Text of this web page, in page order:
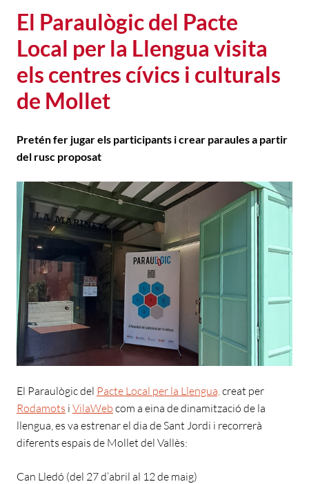
El Paraulògic del Pacte
Local per la Llengua visita
els centres cívics i culturals
de Mollet
Pretén fer jugar els participants i crear paraules a partir
del rusc proposat
El Paraulògic del Pacte Local per la Llengua, creat per
Rodamots i VilaWeb com a eina de dinamització de la
llengua, es va estrenar el dia de Sant Jordi i recorrerà
diferents espais de Mollet del Vallès:
Can Lledó (del 27 d’abril al 12 de maig)